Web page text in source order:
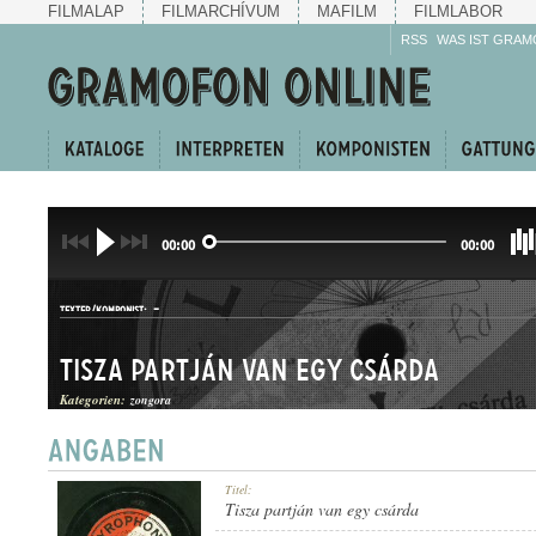
FILMALAP FILMARCHÍVUM MAFILM FILMLABOR
RSS WAS IST
00:00 00:00
TEXTER/KOMPONIST: -
HALLGATÓ
Tisza partján van egy csárda
Kategorien: zongora
Titel:
Tisza partján van egy csárda